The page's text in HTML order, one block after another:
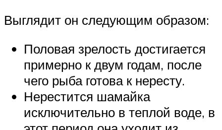
Выглядит он следующим образом:
Половая зрелость достигается
примерно к двум годам, после
чего рыба готова к нересту.
Нерестится шамайка
исключительно в теплой воде, в